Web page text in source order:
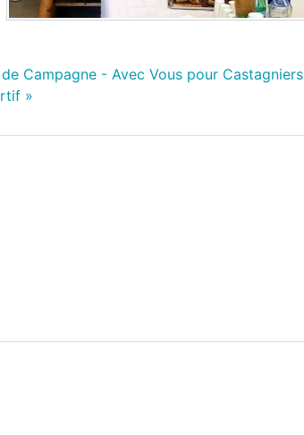
Campagne - Avec Vous pour Castagniers
»